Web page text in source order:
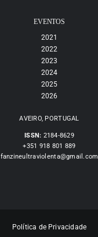
EVENTOS
2021
2022
2023
2024
2025
2026
AVEIRO, PORTUGAL
ISSN: 2184-8629
+351 918 801 889
fanzineultraviolenta@gmail.com
Política de Privacidade